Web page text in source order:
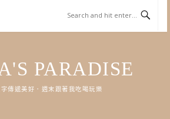
PARADISE
字傳遞美好．週末跟著我吃喝玩樂